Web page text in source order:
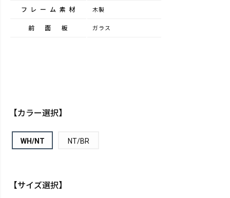
フレーム素材 木製
前面板 ガラス
【カラー選択】
WH/NT NT/BR
【サイズ選択】